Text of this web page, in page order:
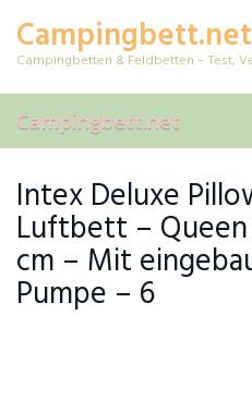
mainCampingbett.net
Campingbetten & Feldbetten – Test,
Campingbett.net
Intex Deluxe
Luftbett – Queen
cm – Mit
Pumpe – 6